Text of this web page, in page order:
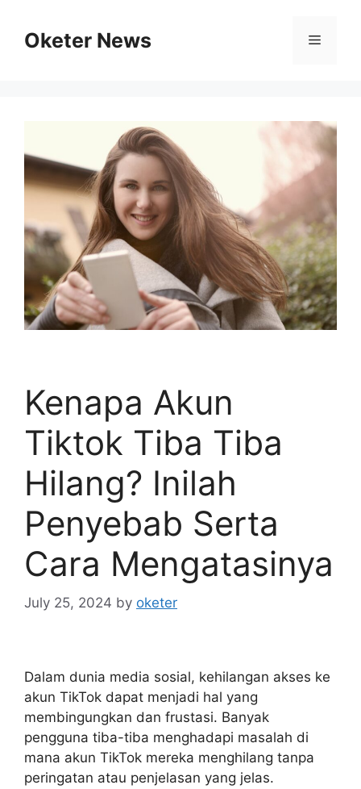
contentOketer News Menu
Kenapa Akun
Tiktok Tiba Tiba
Hilang? Inilah
Penyebab Serta
Cara Mengatasinya
July 25, 2024 by oketer
Dalam dunia media sosial, kehilangan akses ke
akun TikTok dapat menjadi hal yang
membingungkan dan frustasi. Banyak
pengguna tiba-tiba menghadapi masalah di
mana akun TikTok mereka menghilang tanpa
peringatan atau penjelasan yang jelas.